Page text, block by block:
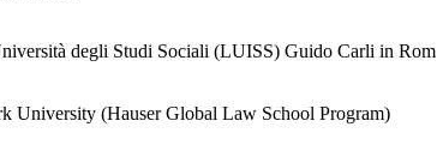
degli Studi Sociali (LUISS) Guido Carli in Rom
University (Hauser Global Law School Program)